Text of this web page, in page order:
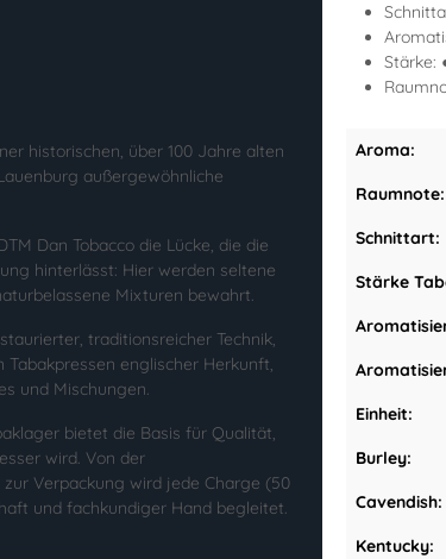
historischen, über 100 Jahre alten
außergewöhnliche
Dan Tobacco die Lücke, die die
hinterlässt: Hier werden seltene
Mixturen bewahrt.
traditionsreicher Technik,
englischer Herkunft,
und Mischungen.
bietet die Basis für Qualität,
wird. Von der
Verpackung wird jede Charge (50
und fachkundiger Hand begleitet.
Stärke:
Aroma:
Raumnote:
Schnittart:
Stärke
Einheit:
Burley:
Cavendish:
Kentucky: